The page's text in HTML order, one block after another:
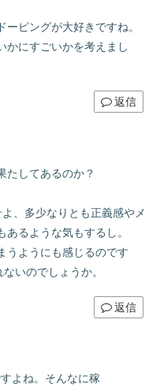
ピングが大好きですね。
かにすごいかを考えまし
返信
たしてあるのか？
、多少なりとも正義感やメ
るような気もするし。
うようにも感じるのです
いのでしょうか。
返信
よね。そんなに稼